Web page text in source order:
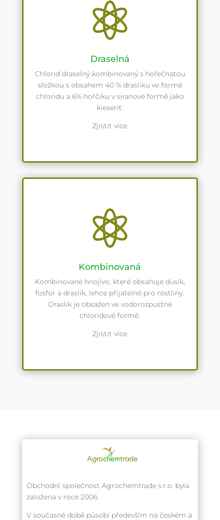

Draselná
Chlorid draselný kombinovaný s hořečnatou
složkou s obsahem 40 % drasliku ve formě
chloridu a 6% hořčiku v siranové formě jako
kieserit.
Zjistit více

Kombinovaná
Kombinované hnojivo, které obsahuje dusík,
fosfor a draslík, lehce přijatelné pro rostliny.
Draslík je obsažen ve vodorozpustné
chloridové formě.
Zjistit více
Obchodní společnost Agrochemtrade s.r.o. byla
založena v roce 2006.
V současné době působí především na českém a